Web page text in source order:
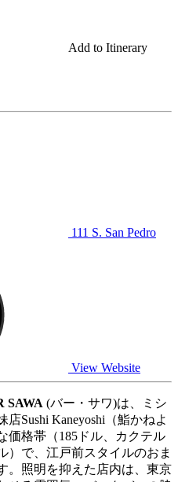
Add to Itinerary
111 S. San Pedro
View Website
SAWA (バー・サワ)は、ミシ
Sushi Kaneyoshi（鮨かねよ
価格帯（185ドル、カクテル
）で、江戸前スタイルのおま
。照明を抑えた店内は、東京